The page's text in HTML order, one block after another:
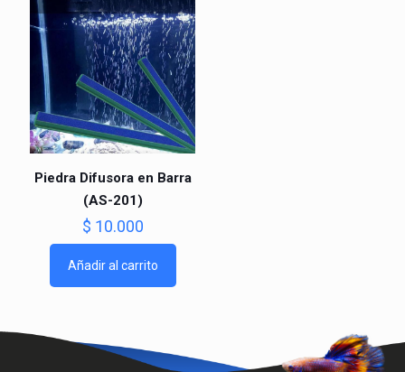
Piedra Difusora en Barra
(AS-201)
$ 10.000
Añadir al carrito